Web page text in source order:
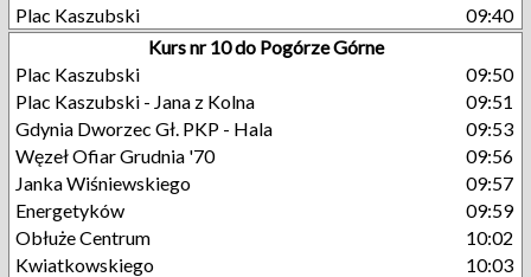
Plac Kaszubski
09:40
Kurs nr 10 do Pogórze Górne
Plac Kaszubski
09:50
Plac Kaszubski - Jana z Kolna
09:51
Gdynia Dworzec Gł. PKP - Hala
09:53
Węzeł Ofiar Grudnia '70
09:56
Janka Wiśniewskiego
09:57
Energetyków
09:59
Obłuże Centrum
10:02
Kwiatkowskiego
10:03